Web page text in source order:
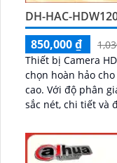
DH-HAC-
850,000 ₫
Thiết bị Camera
chọn hoàn hảo
cao. Với độ phân giải lên đến 2.0 megapixel, hình ảnh
sắc nét, chi tiết và